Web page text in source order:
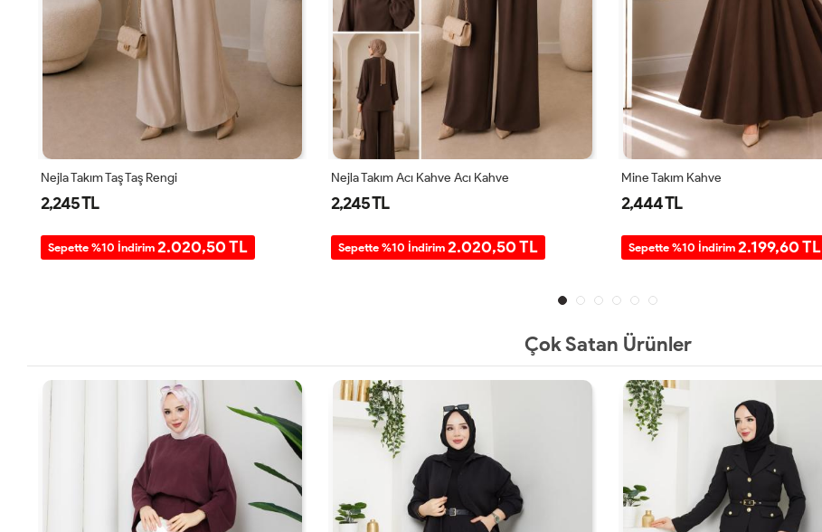
Nejla Takım Taş Taş Rengi
2,245 TL
Sepette %10 İndirim 2.020,50 TL
Nejla Takım Acı Kahve Acı Kahve
2,245 TL
Sepette %10 İndirim 2.020,50 TL
Mine Takım Kahve
2,444 TL
Sepette %10 İndirim 2.199,60 TL
Çok Satan Ürünler